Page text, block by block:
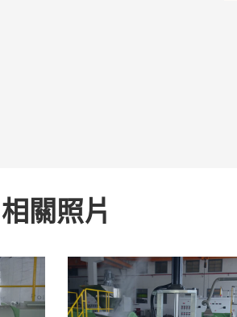
相關照片